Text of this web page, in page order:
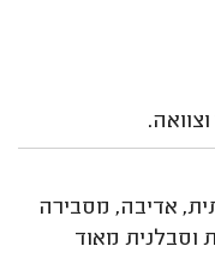
אדיבה, מסבירה
וסבלנית מאוד